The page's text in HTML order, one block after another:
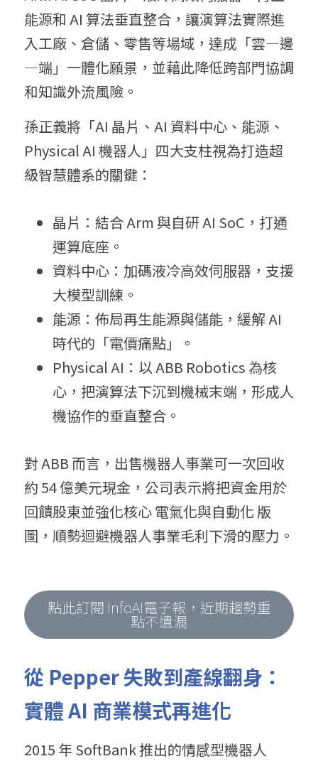
能源和 AI 算法垂直整合，讓演算法實際進
入工廠、倉儲、零售等場域，達成「雲—邊
—端」一體化願景，並藉此降低跨部門協調
和知識外流風險。
孫正義將「AI 晶片、AI 資料中心、能源、
Physical AI 機器人」四大支柱視為打造超
級智慧體系的關鍵：
晶片：結合 Arm 與自研 AI SoC，打通
運算底座。
資料中心：加碼液冷高效伺服器，支援
大模型訓練。
能源：佈局再生能源與儲能，緩解 AI
時代的「電價痛點」。
Physical AI：以 ABB Robotics 為核
心，把演算法下沉到機械末端，形成人
機協作的垂直整合。
對 ABB 而言，出售機器人事業可一次回收
約 54 億美元現金，公司表示將把資金用於
回饋股東並強化核心 電氣化與自動化 版
圖，順勢迴避機器人事業毛利下滑的壓力。
點此訂閱 InfoAI電子報，近期趨勢重
點不遺漏
從 Pepper 失敗到產線翻身：
實體 AI 商業模式再進化
2015 年 SoftBank 推出的情感型機器人